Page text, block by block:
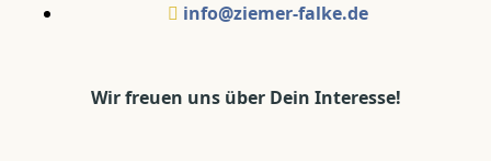
info@ziemer-falke.de
Wir freuen uns über Dein Interesse!